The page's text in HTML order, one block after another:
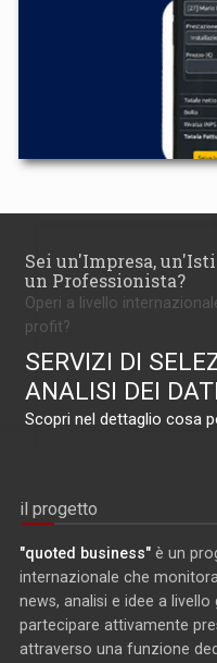
Sei un'Impresa,
un Professionista?
Operi a livello
profit?
SERVIZI DI
ANALISI DEI DATI
Scopri nel dettaglio cosa
il progetto
"quoted business" è un
internazionale che
news, analisi e idee a
partecipare attivamente
attraverso una funzione